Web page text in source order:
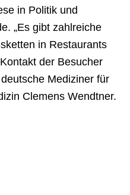
in Politik und
„Es gibt zahlreiche
in Restaurants
der Besucher
Mediziner für
Clemens Wendtner.